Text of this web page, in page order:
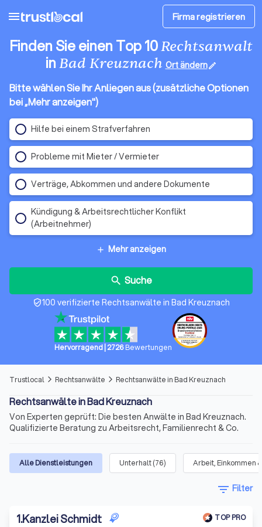
menu Firma registrieren
Finden Sie einen Top 10Rechtsanwalt
inBad Kreuznach Ort ändernedit
Bitte wählen Sie Ihr Anliegen aus (zusätzliche Optionen
bei „Mehr anzeigen")
Hilfe bei einem Strafverfahren
Probleme mit Mieter / Vermieter
Verträge, Abkommen und andere Dokumente
Kündigung & Arbeitsrechtlicher Konflikt
(Arbeitnehmer)
add Mehr anzeigen
search Suche
verified_user100 verifizierte Rechtsanwälte in Bad Kreuznach
Hervorragend 2726Bewertungen
Trustlocal arrow_forward_ios Rechtsanwälte arrow_forward_ios Rechtsanwälte in Bad Kreuznach
Rechtsanwälte in Bad Kreuznach
Von Experten geprüft: Die besten Anwälte in Bad Kreuznach.
Qualifizierte Beratung zu Arbeitsrecht, Familienrecht & Co.
Alle Dienstleistungen Unterhalt(76) Arbeit, Einkommen
filter_list Filter
1.Kanzlei Schmidt TOP PRO